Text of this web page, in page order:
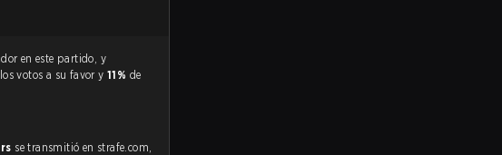
votos a su favor y 11% de
se transmitió en strafe.com,